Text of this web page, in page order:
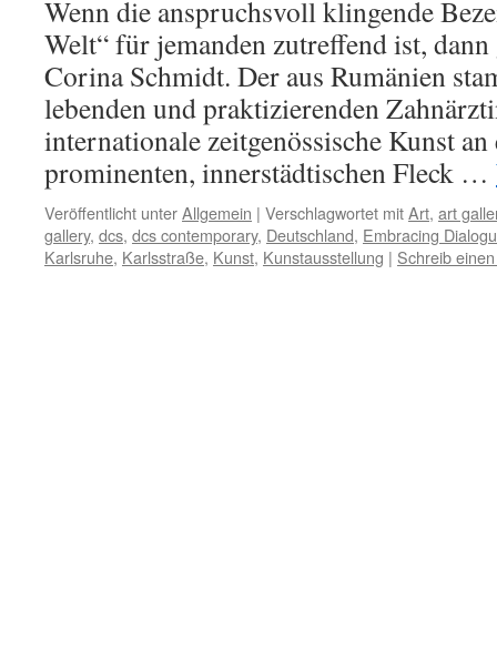
Wenn die anspruchsvoll klingende
Welt“ für jemanden zutreffend ist,
Corina Schmidt. Der aus Rumänien
lebenden und praktizierenden
internationale zeitgenössische Kunst
prominenten, innerstädtischen Fleck …
Veröffentlicht unterAllgemein | Verschlagwortet mitArt, art
gallery, dcs, dcs contemporary, Deutschland, Embracing
Karlsruhe, Karlsstraße, Kunst, Kunstausstellung | Schreib